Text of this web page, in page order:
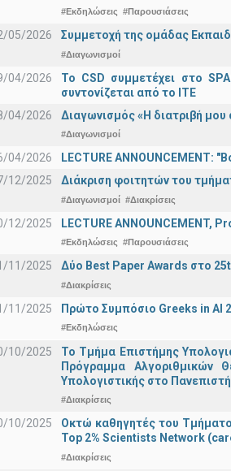
#Εκδηλώσεις #Παρουσιάσεις
05/2026 Συμμετοχή της ομάδας
#Διαγωνισμοί
04/2026
Το CSD συμμετέχει στο
συντονίζεται από το ΙΤΕ
04/2026
Διαγωνισμός «Η διατριβή μου
#Διαγωνισμοί
04/2026
LECTURE ANNOUNCEMENT:
12/2025
Διάκριση φοιτητών του
#Διαγωνισμοί #Διακρίσεις
12/2025 LECTURE ANNOUNCEMENT,
#Εκδηλώσεις #Παρουσιάσεις
11/2025 Δύο Best Paper Awards στο
#Διακρίσεις
11/2025 Πρώτο Συμπόσιο Greeks in AI
#Εκδηλώσεις
10/2025
Το Τμήμα Επιστήμης
Πρόγραμμα Αλγοριθμικών
Υπολογιστικής στο
#Διακρίσεις
10/2025
Οκτώ καθηγητές του
Top 2% Scientists Network
#Διακρίσεις